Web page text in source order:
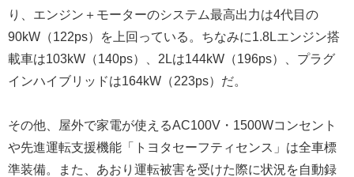
り、エンジン＋モーターのシステム最高出力は4代目の
90kW（122ps）を上回っている。ちなみに1.8Lエンジン搭
載車は103kW（140ps）、2Lは144kW（196ps）、プラグ
インハイブリッドは164kW（223ps）だ。
その他、屋外で家電が使えるAC100V・1500Wコンセント
や先進運転支援機能「トヨタセーフティセンス」は全車標
準装備。また、あおり運転被害を受けた際に状況を自動録